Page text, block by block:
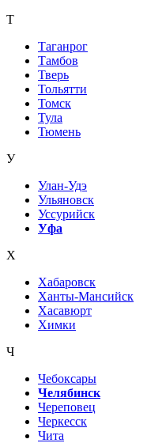
Т
Таганрог
Тамбов
Тверь
Тольятти
Томск
Тула
Тюмень
У
Улан-Удэ
Ульяновск
Уссурийск
Уфа
Х
Хабаровск
Ханты-Мансийск
Хасавюрт
Химки
Ч
Чебоксары
Челябинск
Череповец
Черкесск
Чита